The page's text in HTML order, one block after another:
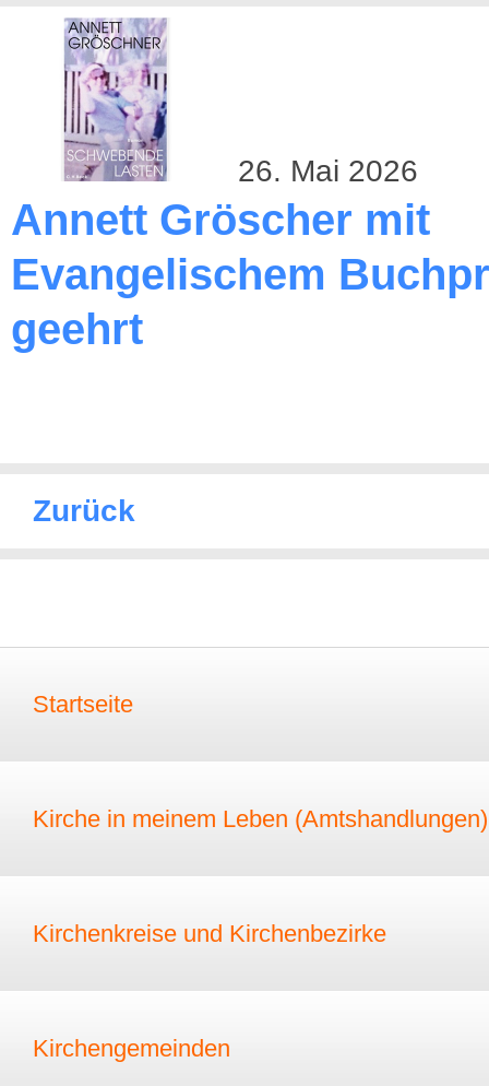
26. Mai 2026
Annett Gröscher mit
Evangelischem
geehrt
Zurück
Startseite
Kirche in meinem Leben (Amtshandlungen)
Kirchenkreise und Kirchenbezirke
Kirchengemeinden